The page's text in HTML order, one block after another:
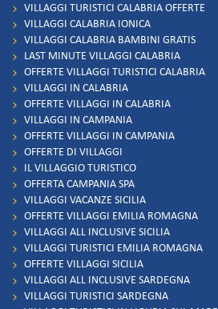
VILLAGGI TURISTICI CALABRIA OFFERTE
VILLAGGI CALABRIA IONICA
VILLAGGI CALABRIA BAMBINI GRATIS
LAST MINUTE VILLAGGI CALABRIA
OFFERTE VILLAGGI TURISTICI CALABRIA
VILLAGGI IN CALABRIA
OFFERTE VILLAGGI IN CALABRIA
VILLAGGI IN CAMPANIA
OFFERTE VILLAGGI IN CAMPANIA
OFFERTE DI VILLAGGI
IL VILLAGGIO TURISTICO
OFFERTA CAMPANIA SPA
VILLAGGI VACANZE SICILIA
OFFERTE VILLAGGI EMILIA ROMAGNA
VILLAGGI ALL INCLUSIVE SICILIA
VILLAGGI TURISTICI EMILIA ROMAGNA
OFFERTE VILLAGGI SICILIA
VILLAGGI ALL INCLUSIVE SARDEGNA
VILLAGGI TURISTICI SARDEGNA